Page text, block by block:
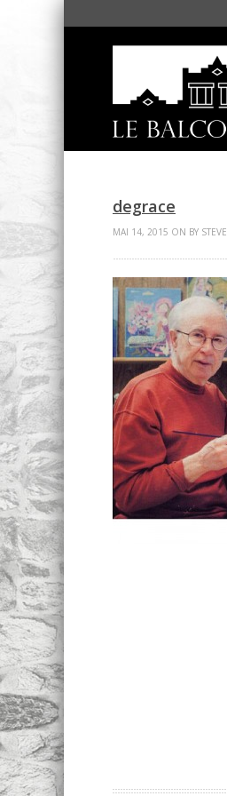
degrace
MAI 14, 2015 ON BY STEVE